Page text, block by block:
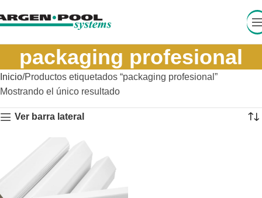
packaging profesional
Inicio Productos etiquetados “packaging profesional”
Mostrando el único resultado
Ver barra lateral